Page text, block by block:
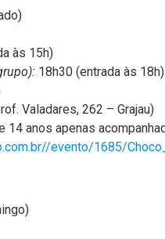
às 15h)
18h30 (entrada às 18h)
Valadares, 262 – Grajau)
14 anos apenas
evento/1685/